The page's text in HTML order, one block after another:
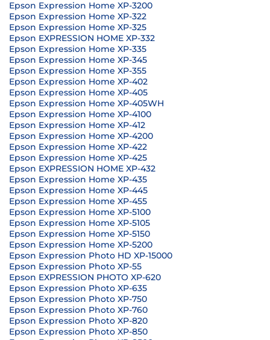
Epson Expression Home XP-3200
Epson Expression Home XP-322
Epson Expression Home XP-325
Epson EXPRESSION HOME XP-332
Epson Expression Home XP-335
Epson Expression Home XP-345
Epson Expression Home XP-355
Epson Expression Home XP-402
Epson Expression Home XP-405
Epson Expression Home XP-405WH
Epson Expression Home XP-4100
Epson Expression Home XP-412
Epson Expression Home XP-4200
Epson Expression Home XP-422
Epson Expression Home XP-425
Epson EXPRESSION HOME XP-432
Epson Expression Home XP-435
Epson Expression Home XP-445
Epson Expression Home XP-455
Epson Expression Home XP-5100
Epson Expression Home XP-5105
Epson Expression Home XP-5150
Epson Expression Home XP-5200
Epson Expression Photo HD XP-15000
Epson Expression Photo XP-55
Epson EXPRESSION PHOTO XP-620
Epson Expression Photo XP-635
Epson Expression Photo XP-750
Epson Expression Photo XP-760
Epson Expression Photo XP-820
Epson Expression Photo XP-850